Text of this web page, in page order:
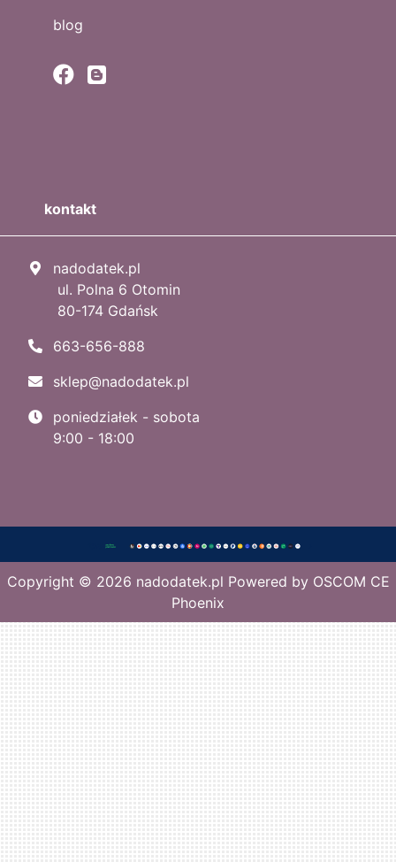
blog
kontakt
nadodatek.pl
ul. Polna 6 Otomin
80-174 Gdańsk
663-656-888
sklep@nadodatek.pl
poniedziałek - sobota
9:00 - 18:00
Copyright © 2026 nadodatek.pl Powered by OSCOM CE
Phoenix